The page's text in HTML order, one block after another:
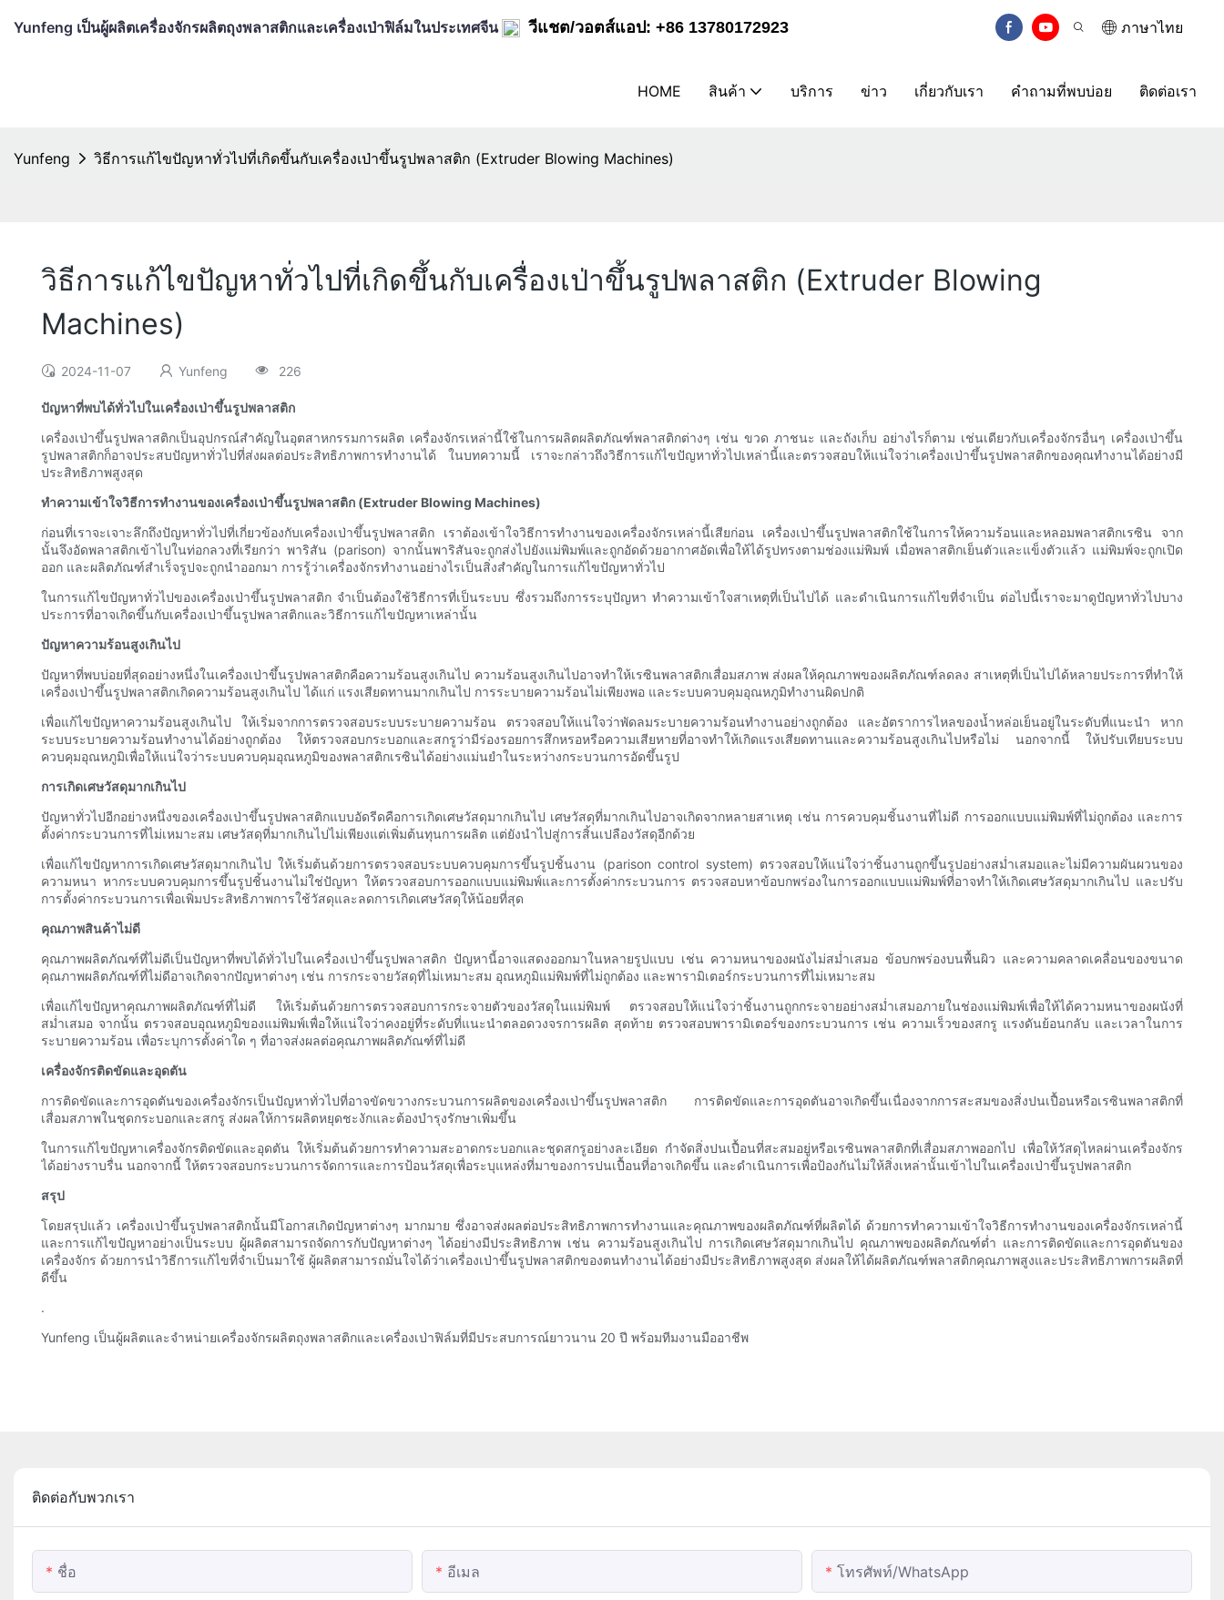
Yunfeng เป็นผู้ผลิตเครื่องจักรผลิตถุงพลาสติกและเครื่องเป่าฟิล์มในประเทศจีน วีแชต/วอตส์แอป: +86 13780172923 ภาษาไทย
HOME สินค้า บริการ ข่าว เกี่ยวกับเรา คำถามที่พบบ่อย ติดต่อเรา
Yunfeng วิธีการแก้ไขปัญหาทั่วไปที่เกิดขึ้นกับเครื่องเป่าขึ้นรูปพลาสติก (Extruder Blowing Machines)
วิธีการแก้ไขปัญหาทั่วไปที่เกิดขึ้นกับเครื่องเป่าขึ้นรูปพลาสติก (Extruder Blowing
Machines)
2024-11-07 Yunfeng 226
ปัญหาที่พบได้ทั่วไปในเครื่องเป่าขึ้นรูปพลาสติก
เครื่องเป่าขึ้นรูปพลาสติกเป็นอุปกรณ์สำคัญในอุตสาหกรรมการผลิต เครื่องจักรเหล่านี้ใช้ในการผลิตผลิตภัณฑ์พลาสติกต่างๆ เช่น ขวด ภาชนะ และถังเก็บ อย่างไรก็ตาม เช่นเดียวกับเครื่องจักรอื่นๆ เครื่องเป่าขึ้น
รูปพลาสติกก็อาจประสบปัญหาทั่วไปที่ส่งผลต่อประสิทธิภาพการทำงานได้ ในบทความนี้ เราจะกล่าวถึงวิธีการแก้ไขปัญหาทั่วไปเหล่านี้และตรวจสอบให้แน่ใจว่าเครื่องเป่าขึ้นรูปพลาสติกของคุณทำงานได้อย่างมี
ประสิทธิภาพสูงสุด
ทำความเข้าใจวิธีการทำงานของเครื่องเป่าขึ้นรูปพลาสติก (Extruder Blowing Machines)
ก่อนที่เราจะเจาะลึกถึงปัญหาทั่วไปที่เกี่ยวข้องกับเครื่องเป่าขึ้นรูปพลาสติก เราต้องเข้าใจวิธีการทำงานของเครื่องจักรเหล่านี้เสียก่อน เครื่องเป่าขึ้นรูปพลาสติกใช้ในการให้ความร้อนและหลอมพลาสติกเรซิน จาก
นั้นจึงอัดพลาสติกเข้าไปในท่อกลวงที่เรียกว่า พาริสัน (parison) จากนั้นพาริสันจะถูกส่งไปยังแม่พิมพ์และถูกอัดด้วยอากาศอัดเพื่อให้ได้รูปทรงตามช่องแม่พิมพ์ เมื่อพลาสติกเย็นตัวและแข็งตัวแล้ว แม่พิมพ์จะถูกเปิด
ออก และผลิตภัณฑ์สำเร็จรูปจะถูกนำออกมา การรู้ว่าเครื่องจักรทำงานอย่างไรเป็นสิ่งสำคัญในการแก้ไขปัญหาทั่วไป
ในการแก้ไขปัญหาทั่วไปของเครื่องเป่าขึ้นรูปพลาสติก จำเป็นต้องใช้วิธีการที่เป็นระบบ ซึ่งรวมถึงการระบุปัญหา ทำความเข้าใจสาเหตุที่เป็นไปได้ และดำเนินการแก้ไขที่จำเป็น ต่อไปนี้เราจะมาดูปัญหาทั่วไปบาง
ประการที่อาจเกิดขึ้นกับเครื่องเป่าขึ้นรูปพลาสติกและวิธีการแก้ไขปัญหาเหล่านั้น
ปัญหาความร้อนสูงเกินไป
ปัญหาที่พบบ่อยที่สุดอย่างหนึ่งในเครื่องเป่าขึ้นรูปพลาสติกคือความร้อนสูงเกินไป ความร้อนสูงเกินไปอาจทำให้เรซินพลาสติกเสื่อมสภาพ ส่งผลให้คุณภาพของผลิตภัณฑ์ลดลง สาเหตุที่เป็นไปได้หลายประการที่ทำให้
เครื่องเป่าขึ้นรูปพลาสติกเกิดความร้อนสูงเกินไป ได้แก่ แรงเสียดทานมากเกินไป การระบายความร้อนไม่เพียงพอ และระบบควบคุมอุณหภูมิทำงานผิดปกติ
เพื่อแก้ไขปัญหาความร้อนสูงเกินไป ให้เริ่มจากการตรวจสอบระบบระบายความร้อน ตรวจสอบให้แน่ใจว่าพัดลมระบายความร้อนทำงานอย่างถูกต้อง และอัตราการไหลของน้ำหล่อเย็นอยู่ในระดับที่แนะนำ หาก
ระบบระบายความร้อนทำงานได้อย่างถูกต้อง ให้ตรวจสอบกระบอกและสกรูว่ามีร่องรอยการสึกหรอหรือความเสียหายที่อาจทำให้เกิดแรงเสียดทานและความร้อนสูงเกินไปหรือไม่ นอกจากนี้ ให้ปรับเทียบระบบ
ควบคุมอุณหภูมิเพื่อให้แน่ใจว่าระบบควบคุมอุณหภูมิของพลาสติกเรซินได้อย่างแม่นยำในระหว่างกระบวนการอัดขึ้นรูป
การเกิดเศษวัสดุมากเกินไป
ปัญหาทั่วไปอีกอย่างหนึ่งของเครื่องเป่าขึ้นรูปพลาสติกแบบอัดรีดคือการเกิดเศษวัสดุมากเกินไป เศษวัสดุที่มากเกินไปอาจเกิดจากหลายสาเหตุ เช่น การควบคุมชิ้นงานที่ไม่ดี การออกแบบแม่พิมพ์ที่ไม่ถูกต้อง และการ
ตั้งค่ากระบวนการที่ไม่เหมาะสม เศษวัสดุที่มากเกินไปไม่เพียงแต่เพิ่มต้นทุนการผลิต แต่ยังนำไปสู่การสิ้นเปลืองวัสดุอีกด้วย
เพื่อแก้ไขปัญหาการเกิดเศษวัสดุมากเกินไป ให้เริ่มต้นด้วยการตรวจสอบระบบควบคุมการขึ้นรูปชิ้นงาน (parison control system) ตรวจสอบให้แน่ใจว่าชิ้นงานถูกขึ้นรูปอย่างสม่ำเสมอและไม่มีความผันผวนของ
ความหนา หากระบบควบคุมการขึ้นรูปชิ้นงานไม่ใช่ปัญหา ให้ตรวจสอบการออกแบบแม่พิมพ์และการตั้งค่ากระบวนการ ตรวจสอบหาข้อบกพร่องในการออกแบบแม่พิมพ์ที่อาจทำให้เกิดเศษวัสดุมากเกินไป และปรับ
การตั้งค่ากระบวนการเพื่อเพิ่มประสิทธิภาพการใช้วัสดุและลดการเกิดเศษวัสดุให้น้อยที่สุด
คุณภาพสินค้าไม่ดี
คุณภาพผลิตภัณฑ์ที่ไม่ดีเป็นปัญหาที่พบได้ทั่วไปในเครื่องเป่าขึ้นรูปพลาสติก ปัญหานี้อาจแสดงออกมาในหลายรูปแบบ เช่น ความหนาของผนังไม่สม่ำเสมอ ข้อบกพร่องบนพื้นผิว และความคลาดเคลื่อนของขนาด
คุณภาพผลิตภัณฑ์ที่ไม่ดีอาจเกิดจากปัญหาต่างๆ เช่น การกระจายวัสดุที่ไม่เหมาะสม อุณหภูมิแม่พิมพ์ที่ไม่ถูกต้อง และพารามิเตอร์กระบวนการที่ไม่เหมาะสม
เพื่อแก้ไขปัญหาคุณภาพผลิตภัณฑ์ที่ไม่ดี ให้เริ่มต้นด้วยการตรวจสอบการกระจายตัวของวัสดุในแม่พิมพ์ ตรวจสอบให้แน่ใจว่าชิ้นงานถูกกระจายอย่างสม่ำเสมอภายในช่องแม่พิมพ์เพื่อให้ได้ความหนาของผนังที่
สม่ำเสมอ จากนั้น ตรวจสอบอุณหภูมิของแม่พิมพ์เพื่อให้แน่ใจว่าคงอยู่ที่ระดับที่แนะนำตลอดวงจรการผลิต สุดท้าย ตรวจสอบพารามิเตอร์ของกระบวนการ เช่น ความเร็วของสกรู แรงดันย้อนกลับ และเวลาในการ
ระบายความร้อน เพื่อระบุการตั้งค่าใด ๆ ที่อาจส่งผลต่อคุณภาพผลิตภัณฑ์ที่ไม่ดี
เครื่องจักรติดขัดและอุดตัน
การติดขัดและการอุดตันของเครื่องจักรเป็นปัญหาทั่วไปที่อาจขัดขวางกระบวนการผลิตของเครื่องเป่าขึ้นรูปพลาสติก การติดขัดและการอุดตันอาจเกิดขึ้นเนื่องจากการสะสมของสิ่งปนเปื้อนหรือเรซินพลาสติกที่
เสื่อมสภาพในชุดกระบอกและสกรู ส่งผลให้การผลิตหยุดชะงักและต้องบำรุงรักษาเพิ่มขึ้น
ในการแก้ไขปัญหาเครื่องจักรติดขัดและอุดตัน ให้เริ่มต้นด้วยการทำความสะอาดกระบอกและชุดสกรูอย่างละเอียด กำจัดสิ่งปนเปื้อนที่สะสมอยู่หรือเรซินพลาสติกที่เสื่อมสภาพออกไป เพื่อให้วัสดุไหลผ่านเครื่องจักร
ได้อย่างราบรื่น นอกจากนี้ ให้ตรวจสอบกระบวนการจัดการและการป้อนวัสดุเพื่อระบุแหล่งที่มาของการปนเปื้อนที่อาจเกิดขึ้น และดำเนินการเพื่อป้องกันไม่ให้สิ่งเหล่านั้นเข้าไปในเครื่องเป่าขึ้นรูปพลาสติก
สรุป
โดยสรุปแล้ว เครื่องเป่าขึ้นรูปพลาสติกนั้นมีโอกาสเกิดปัญหาต่างๆ มากมาย ซึ่งอาจส่งผลต่อประสิทธิภาพการทำงานและคุณภาพของผลิตภัณฑ์ที่ผลิตได้ ด้วยการทำความเข้าใจวิธีการทำงานของเครื่องจักรเหล่านี้
และการแก้ไขปัญหาอย่างเป็นระบบ ผู้ผลิตสามารถจัดการกับปัญหาต่างๆ ได้อย่างมีประสิทธิภาพ เช่น ความร้อนสูงเกินไป การเกิดเศษวัสดุมากเกินไป คุณภาพของผลิตภัณฑ์ต่ำ และการติดขัดและการอุดตันของ
เครื่องจักร ด้วยการนำวิธีการแก้ไขที่จำเป็นมาใช้ ผู้ผลิตสามารถมั่นใจได้ว่าเครื่องเป่าขึ้นรูปพลาสติกของตนทำงานได้อย่างมีประสิทธิภาพสูงสุด ส่งผลให้ได้ผลิตภัณฑ์พลาสติกคุณภาพสูงและประสิทธิภาพการผลิตที่
ดีขึ้น
.
Yunfeng เป็นผู้ผลิตและจำหน่ายเครื่องจักรผลิตถุงพลาสติกและเครื่องเป่าฟิล์มที่มีประสบการณ์ยาวนาน 20 ปี พร้อมทีมงานมืออาชีพ
ติดต่อกับพวกเรา
ชื่อ อีเมล โทรศัพท์/WhatsApp